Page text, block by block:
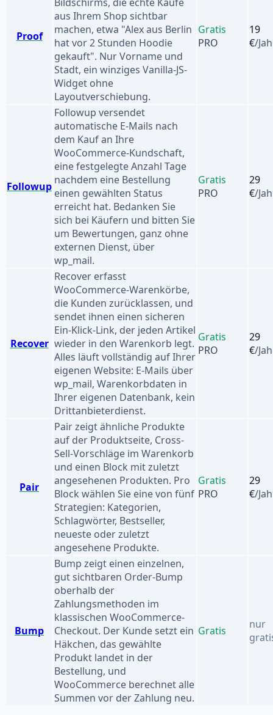
Proof
aus Ihrem Shop sichtbar
machen, etwa "Alex aus Berlin
hat vor 2 Stunden Hoodie
gekauft". Nur Vorname und
Stadt, ein winziges Vanilla-JS-
Widget ohne
Layoutverschiebung.
Gratis
PRO
19
€/
Followup
Followup versendet
automatische E-Mails nach
dem Kauf an Ihre
WooCommerce-Kundschaft,
eine festgelegte Anzahl Tage
nachdem eine Bestellung
einen gewählten Status
erreicht hat. Bedanken Sie
sich bei Käufern und bitten Sie
um Bewertungen, ganz ohne
externen Dienst, über
wp_mail.
Gratis
PRO
29
€/
Recover
Recover erfasst
WooCommerce-Warenkörbe,
die Kunden zurücklassen, und
sendet ihnen einen sicheren
Ein-Klick-Link, der jeden Artikel
wieder in den Warenkorb legt.
Alles läuft vollständig auf Ihrer
eigenen Website: E-Mails über
wp_mail, Warenkorbdaten in
Ihrer eigenen Datenbank, kein
Drittanbieterdienst.
Gratis
PRO
29
€/
Pair
Pair zeigt ähnliche Produkte
auf der Produktseite, Cross-
Sell-Vorschläge im Warenkorb
und einen Block mit zuletzt
angesehenen Produkten. Pro
Block wählen Sie eine von fünf
Strategien: Kategorien,
Schlagwörter, Bestseller,
neueste oder zuletzt
angesehene Produkte.
Gratis
PRO
29
€/
Bump
Bump zeigt einen einzelnen,
gut sichtbaren Order-Bump
oberhalb der
Zahlungsmethoden im
klassischen WooCommerce-
Checkout. Der Kunde setzt ein
Häkchen, das gewählte
Produkt landet in der
Bestellung, und
WooCommerce berechnet alle
Summen vor der Zahlung neu.
Gratis
nur